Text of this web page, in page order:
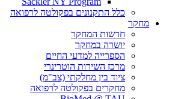
כלל התקנונים בפקולטה לרפואה
מחקר
חדשות המחקר
יושרה במחקר
הספרייה למדעי החיים
מרכז השירות הוטרינרי
ציוד בין מחלקתי (צב"מ)
מחקרים בפקולטה לרפואה